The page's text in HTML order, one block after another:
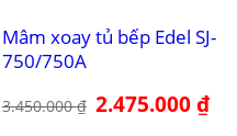
Mâm xoay tủ bếp Edel SJ-
750/750A
3.450.000₫ Giá
gốc
2.475.000₫Giá